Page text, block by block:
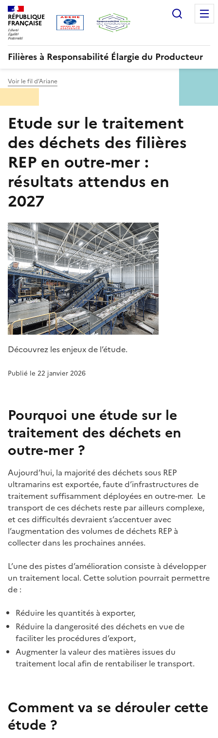
Aller
au
contenu
principal
RÉPUBLIQUE
FRANÇAISE
Filières à Responsabilité Élargie du Producteur
Voir le fil d’Ariane
Menu
ORRR
Etude sur le traitement
des déchets des filières
REP en outre-mer :
résultats attendus en
2027
Découvrez les enjeux de l’étude.
Publié le 22 janvier 2026
Pourquoi une étude sur le
traitement des déchets en
outre-mer ?
Aujourd’hui, la majorité des déchets sous REP
ultramarins est exportée, faute d’infrastructures de
traitement suffisamment déployées en outre-mer. Le
transport de ces déchets reste par ailleurs complexe,
et ces difficultés devraient s’accentuer avec
l’augmentation des volumes de déchets REP à
collecter dans les prochaines années.
L’une des pistes d’amélioration consiste à développer
un traitement local. Cette solution pourrait permettre
de :
Réduire les quantités à exporter,
Réduire la dangerosité des déchets en vue de
faciliter les procédures d’export,
Augmenter la valeur des matières issues du
traitement local afin de rentabiliser le transport.
Comment va se dérouler cette
étude ?
Gestion des cookies